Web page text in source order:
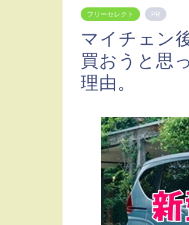
フリーセレクト PR
マイチェン
買おうと思
理由。